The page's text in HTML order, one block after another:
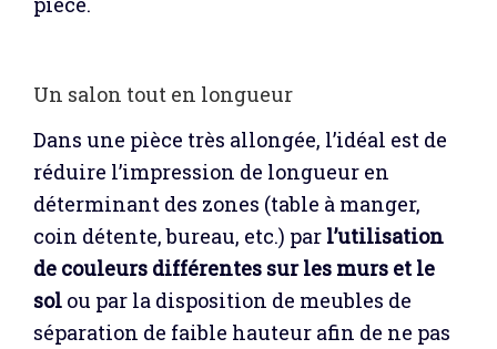
Un salon tout en longueur
Dans une pièce très allongée, l’idéal est de
réduire l’impression de longueur en
déterminant des zones (table à manger,
coin détente, bureau, etc.) par l’utilisation
de couleurs différentes sur les murs et le
sol ou par la disposition de meubles de
séparation de faible hauteur afin de ne pas